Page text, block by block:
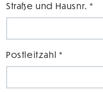
Straße und Hausnr. *
Postleitzahl *